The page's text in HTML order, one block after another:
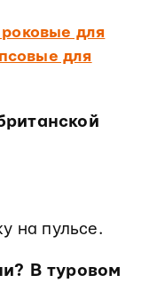
для
для
на пульсе.
В туровом